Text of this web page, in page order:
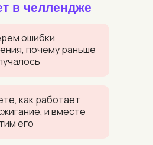
в челлендже
ошибки
почему раньше
как работает
и вместе
его